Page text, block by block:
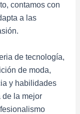
contamos con
a las
de tecnología,
de moda,
y habilidades
de la mejor